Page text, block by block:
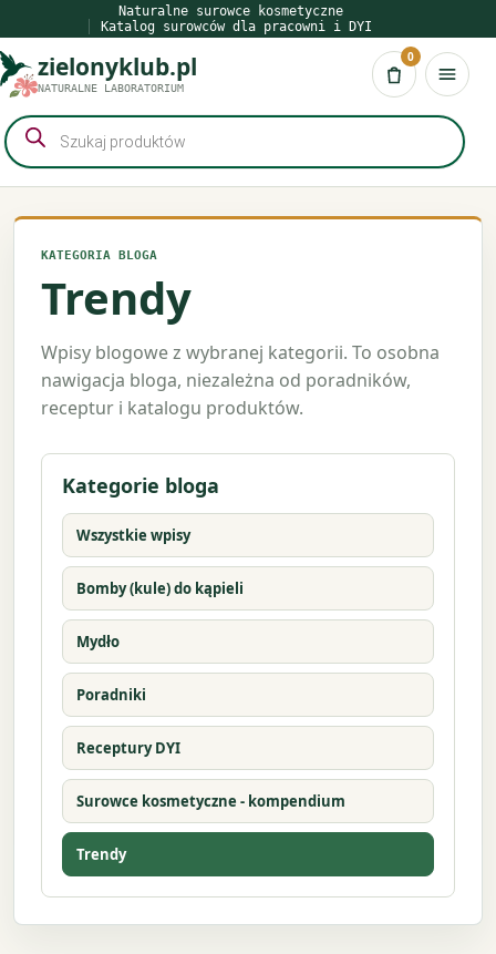
do
treści
Naturalne surowce kosmetyczne
Katalog surowców dla pracowni i DYI
zielonyklub.pl
NATURALNE LABORATORIUM Koszyk
0
Wyszukiwarka
produktów
KATEGORIA BLOGA
Trendy
Wpisy blogowe z wybranej kategorii. To osobna
nawigacja bloga, niezależna od poradników,
receptur i katalogu produktów.
Kategorie bloga
Wszystkie wpisy
Bomby (kule) do kąpieli
Mydło
Poradniki
Receptury DYI
Surowce kosmetyczne - kompendium
Trendy